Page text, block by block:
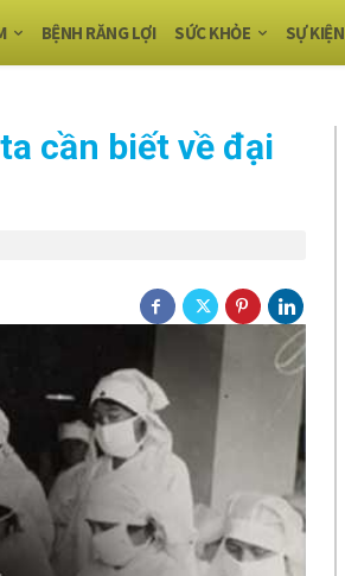
BỆNH RĂNG LỢI SỨC KHỎE SỰ KIỆN
cần biết về đại